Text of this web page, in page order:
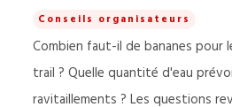
Conseils organisateurs
Combien faut-il de bananes pour
trail ? Quelle quantité d'eau
ravitaillements ? Les questions